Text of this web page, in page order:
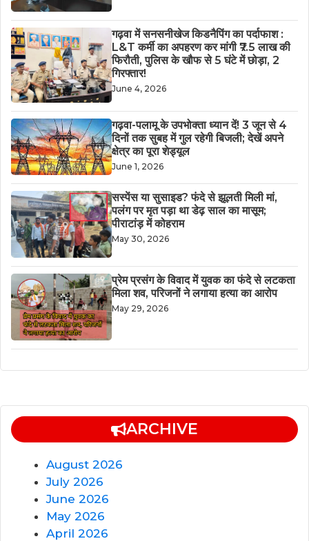
गढ़वा में सनसनीखेज किडनैपिंग का पर्दाफाश :
L&T कर्मी का अपहरण कर मांगी ₹7.5 लाख की
फिरौती, पुलिस के खौफ से 5 घंटे में छोड़ा, 2
गिरफ्तार!
June 4, 2026
गढ़वा-पलामू के उपभोक्ता ध्यान दें! 3 जून से 4
दिनों तक सुबह में गुल रहेगी बिजली; देखें अपने
क्षेत्र का पूरा शेड्यूल
June 1, 2026
सस्पेंस या सुसाइड? फंदे से झूलती मिली मां,
पलंग पर मृत पड़ा था डेढ़ साल का मासूम;
पीराटांड़ में कोहराम
May 30, 2026
​प्रेम प्रसंग के विवाद में युवक का फंदे से लटकता
मिला शव, परिजनों ने लगाया हत्या का आरोप
May 29, 2026
ARCHIVE
August 2026
July 2026
June 2026
May 2026
April 2026